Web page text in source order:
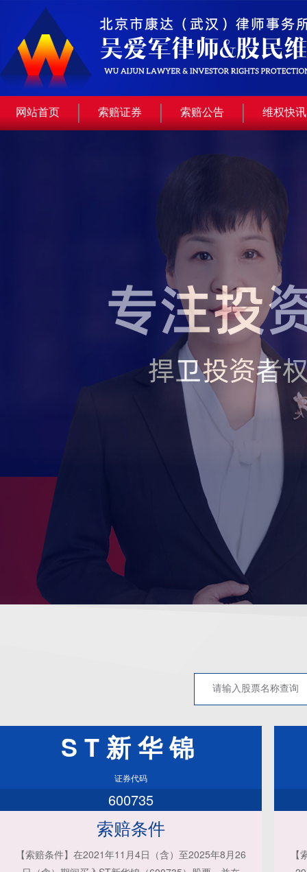
网站首页 索赔证券 索赔公告 维权快讯
ST新华锦
证券代码
600735
索赔条件
【索赔条件】在2021年11月4日（含）至2025年8月26